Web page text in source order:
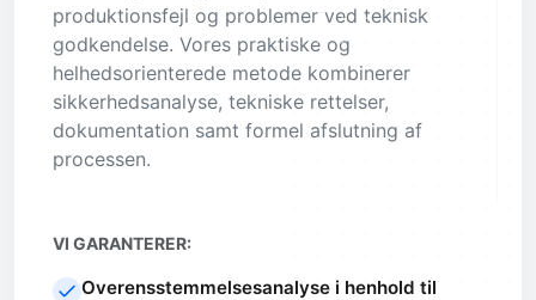
produktionsfejl og problemer ved teknisk
godkendelse. Vores praktiske og
helhedsorienterede metode kombinerer
sikkerhedsanalyse, tekniske rettelser,
dokumentation samt formel afslutning af
processen.
VI GARANTERER:
Overensstemmelsesanalyse i henhold til